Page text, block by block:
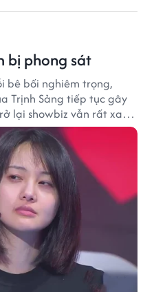
bị phong sát
bê bối nghiêm trọng,
Trịnh Sảng tiếp tục gây
lại showbiz vẫn rất xa